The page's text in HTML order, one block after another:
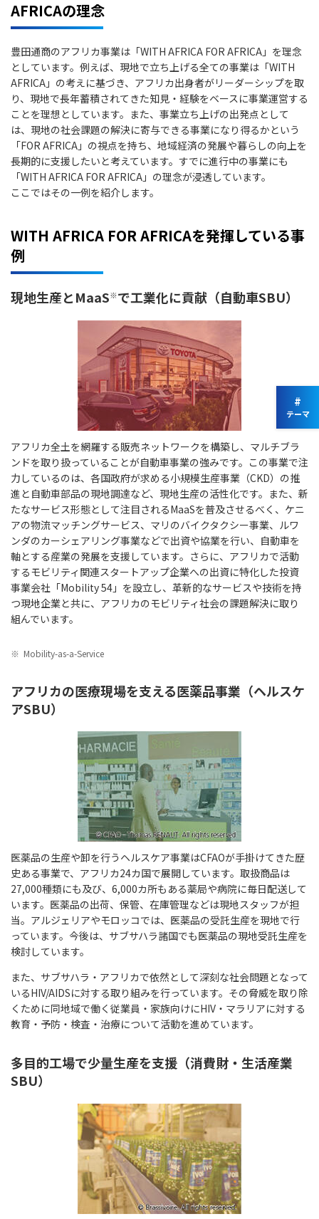
AFRICAの理念
豊田通商のアフリカ事業は「WITH AFRICA FOR AFRICA」を理念
としています。例えば、現地で立ち上げる全ての事業は「WITH
AFRICA」の考えに基づき、アフリカ出身者がリーダーシップを取
り、現地で長年蓄積されてきた知見・経験をベースに事業運営する
ことを理想としています。また、事業立ち上げの出発点として
は、現地の社会課題の解決に寄与できる事業になり得るかという
「FOR AFRICA」の視点を持ち、地域経済の発展や暮らしの向上を
長期的に支援したいと考えています。すでに進行中の事業にも
「WITH AFRICA FOR AFRICA」の理念が浸透しています。
ここではその一例を紹介します。
WITH AFRICA FOR AFRICAを発揮している事
例
現地生産とMaaS※で工業化に貢献（自動車SBU）
アフリカ全土を網羅する販売ネットワークを構築し、マルチブラ
ンドを取り扱っていることが自動車事業の強みです。この事業で注
力しているのは、各国政府が求める小規模生産事業（CKD）の推
進と自動車部品の現地調達など、現地生産の活性化です。また、新
たなサービス形態として注目されるMaaSを普及させるべく、ケニ
アの物流マッチングサービス、マリのバイクタクシー事業、ルワ
ンダのカーシェアリング事業などで出資や協業を行い、自動車を
軸とする産業の発展を支援しています。さらに、アフリカで活動
するモビリティ関連スタートアップ企業への出資に特化した投資
事業会社「Mobility 54」を設立し、革新的なサービスや技術を持
つ現地企業と共に、アフリカのモビリティ社会の課題解決に取り
組んでいます。
※ Mobility-as-a-Service
アフリカの医療現場を支える医薬品事業（ヘルスケ
アSBU）
医薬品の生産や卸を行うヘルスケア事業はCFAOが手掛けてきた歴
史ある事業で、アフリカ24カ国で展開しています。取扱商品は
27,000種類にも及び、6,000カ所もある薬局や病院に毎日配送して
います。医薬品の出荷、保管、在庫管理などは現地スタッフが担
当。アルジェリアやモロッコでは、医薬品の受託生産を現地で行
っています。今後は、サブサハラ諸国でも医薬品の現地受託生産を
検討しています。
また、サブサハラ・アフリカで依然として深刻な社会問題となって
いるHIV/AIDSに対する取り組みを行っています。その脅威を取り除
くために同地域で働く従業員・家族向けにHIV・マラリアに対する
教育・予防・検査・治療について活動を進めています。
多目的工場で少量生産を支援（消費財・生活産業
SBU）
#
テーマ